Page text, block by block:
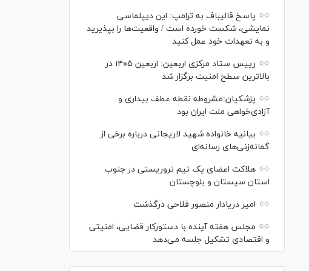
پاسخ قالیباف به ترامپ: این دیپلماسی
نمایشی، شکست خورده است / واقعیت‌ها را بپذیرید
و به تعهدات خود عمل کنید
رییس ستاد مرکزی اربعین: اربعین ۱۴۰۵ در
بالاترین سطح امنیت برگزار شد
پزشکیان:مشروطه نقطه عطف بیداری و
آزادی‌خواهی ملت ایران بود
بیانیه خانواده شهید لاریجانی درباره برخی از
گمانه‌زنی‌های رسانه‌ای
هلاکت اعضای یک تیم تروریستی در جنوب
استان سیستان و بلوچستان
امیر دریادار منصور فلاحی درگذشت
مجلس هفته آینده با دستورکار قضایی، امنیتی
و اقتصادی تشکیل جلسه می‌دهد